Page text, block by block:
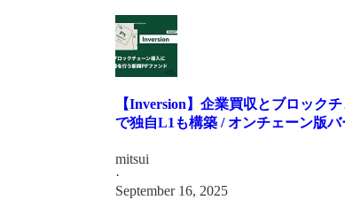
【Inversion】企業買収とブロック
で独自L1も構築 / オンチェーン版
mitsui
·
September 16, 2025